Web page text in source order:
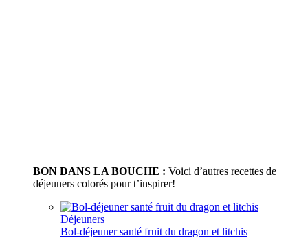
BON DANS LA BOUCHE : Voici d’autres recettes de
déjeuners colorés pour t’inspirer!
Déjeuners
Bol-déjeuner santé fruit du dragon et litchis